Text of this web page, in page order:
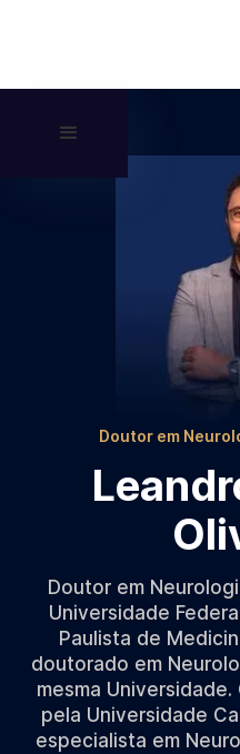
Doutor em
Doutor em
Universidade
Paulista de
doutorado em
mesma
pela Universidade
especialista em